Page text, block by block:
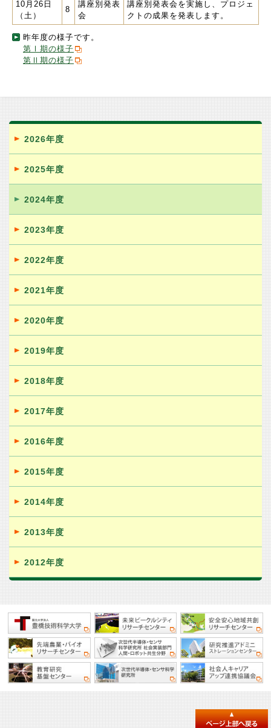
10月26日
（土）
8
講座別発表
会
講座別発表会を実施し、プロジェ
クトの成果を発表します。
昨年度の様子です。
第Ⅰ期の様子
第Ⅱ期の様子
2026年度
2025年度
2024年度
2023年度
2022年度
2021年度
2020年度
2019年度
2018年度
2017年度
2016年度
2015年度
2014年度
2013年度
2012年度